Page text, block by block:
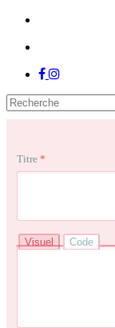
facebook
instagram
Titre *
Visuel Code